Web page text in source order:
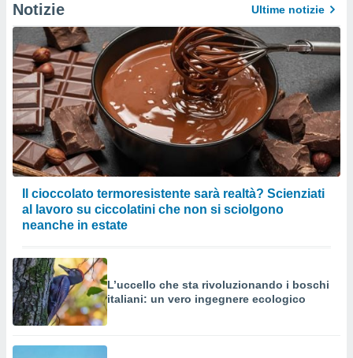
Notizie Ultime notizie
Il cioccolato termoresistente sarà realtà? Scienziati
al lavoro su ciccolatini che non si sciolgono
neanche in estate
L’uccello che sta rivoluzionando i boschi
italiani: un vero ingegnere ecologico